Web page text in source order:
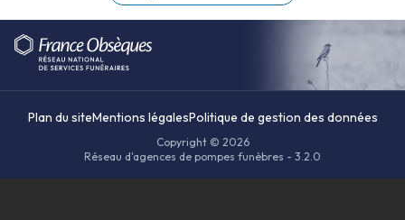
Plan du siteMentions légalesPolitique de gestion des données
Copyright © 2026
Réseau d'agences de pompes funèbres - 3.2.0